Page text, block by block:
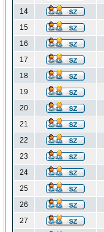
14
15
16
17
18
19
20
21
22
23
24
25
26
27